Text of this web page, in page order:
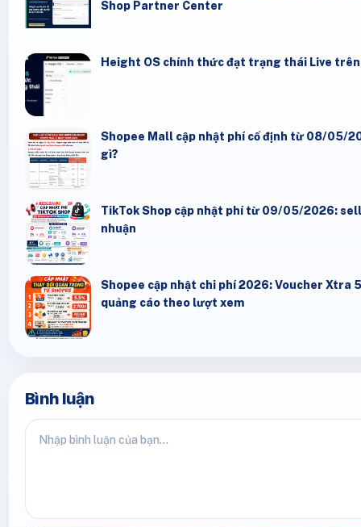
Shop Partner Center
Height OS chính thức đạt trạng thái Live
Shopee Mall cập nhật phí cố định từ 08/05/
gì?
TikTok Shop cập nhật phí từ 09/05/2026:
nhuận
Shopee cập nhật chi phí 2026: Voucher Xtra
quảng cáo theo lượt xem
Bình luận